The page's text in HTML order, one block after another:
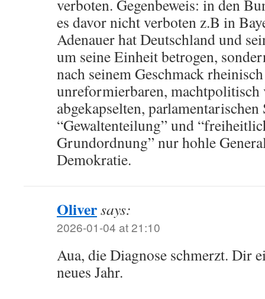
verboten. Gegenbeweis: in den
es davor nicht verboten z.B in
Adenauer hat Deutschland und
um seine Einheit betrogen,
nach seinem Geschmack
unreformierbaren,
abgekapselten,
“Gewaltenteilung” und
Grundordnung” nur hohle
Demokratie.
Oliversays:
2026-01-04 at 21:10
Aua, die Diagnose schmerzt. Dir
neues Jahr.